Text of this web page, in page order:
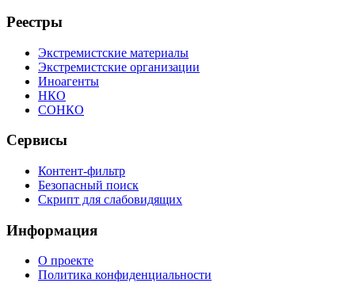
Реестры
Экстремистские материалы
Экстремистские организации
Иноагенты
НКО
СОНКО
Сервисы
Контент-фильтр
Безопасный поиск
Скрипт для слабовидящих
Информация
О проекте
Политика конфиденциальности